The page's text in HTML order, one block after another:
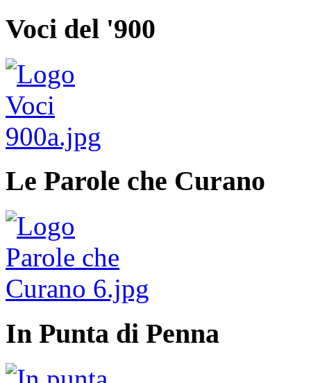
Voci del '900
Le Parole che Curano
In Punta di Penna